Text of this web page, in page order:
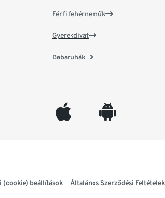
Férfi fehérneműk
Gyerekdivat
Babaruhák
appleinc android
(cookie) beállítások Általános Szerződési Feltételek